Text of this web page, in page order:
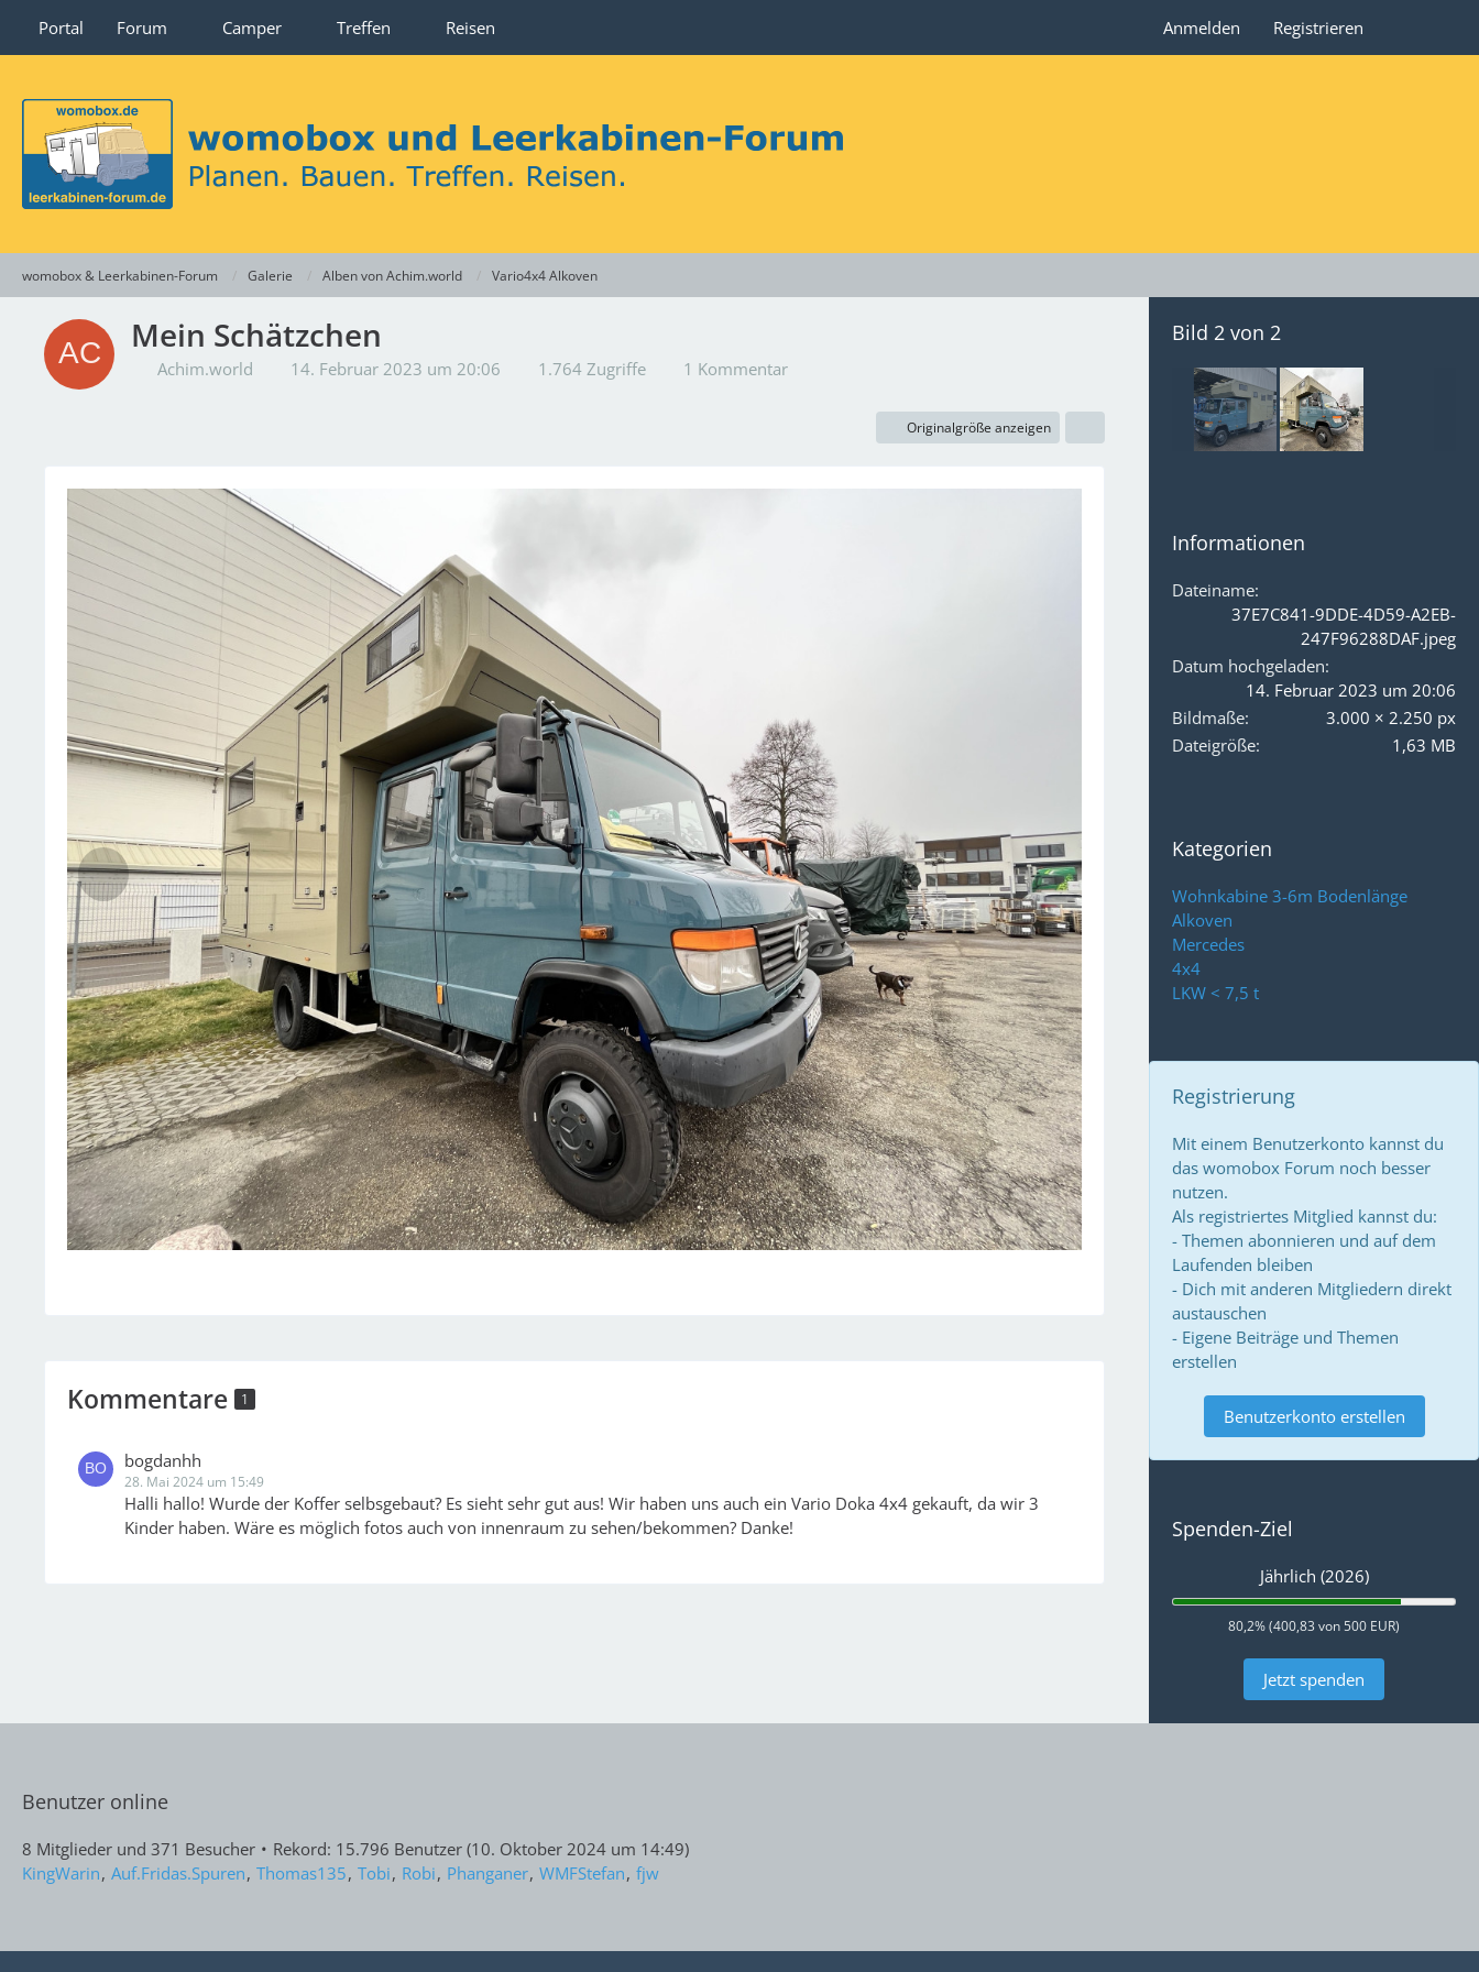
Portal Forum Camper Treffen Reisen Anmelden Registrieren
womobox & Leerkabinen-Forum Galerie Alben von Achim.world Vario4x4 Alkoven
Mein Schätzchen
Achim.world 14. Februar 2023 um 20:06 1.764 Zugriffe 1 Kommentar
Originalgröße anzeigen
Kommentare 1
bogdanhh
28. Mai 2024 um 15:49
Halli hallo! Wurde der Koffer selbsgebaut? Es sieht sehr gut aus! Wir haben uns auch ein Vario Doka 4x4 gekauft, da wir 3
Kinder haben. Wäre es möglich fotos auch von innenraum zu sehen/bekommen? Danke!
Bild 2 von 2
Informationen
Dateiname
37E7C841-9DDE-4D59-A2EB-
247F96288DAF.jpeg
Datum hochgeladen
14. Februar 2023 um 20:06
Bildmaße
3.000 × 2.250 px
Dateigröße
1,63 MB
Kategorien
Wohnkabine 3-6m Bodenlänge
Alkoven
Mercedes
4x4
LKW < 7,5 t
Registrierung
Mit einem Benutzerkonto kannst du
das womobox Forum noch besser
nutzen.
Als registriertes Mitglied kannst du:
- Themen abonnieren und auf dem
Laufenden bleiben
- Dich mit anderen Mitgliedern direkt
austauschen
- Eigene Beiträge und Themen
erstellen
Benutzerkonto erstellen
Spenden-Ziel
Jährlich (2026)
80,2% (400,83 von 500 EUR)
Jetzt spenden
Benutzer online
8 Mitglieder und 371 Besucher Rekord: 15.796 Benutzer (10. Oktober 2024 um 14:49)
KingWarin Auf.Fridas.Spuren Thomas135 Tobi Robi Phanganer WMFStefan fjw